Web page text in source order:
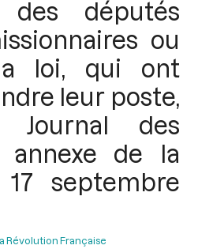
des députés
ou
loi, qui ont
leur poste,
Journal des
annexe de la
septembre
Révolution Française